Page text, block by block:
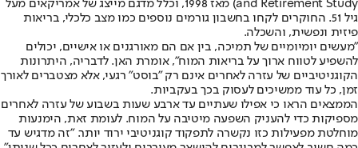
and Retirement Study) מאז 1998, וכלל מדגם מייצג של אמריקאים מעל
גיל 51. החוקרים לקחו בחשבון גורמים נוספים כמו מצב כלכלי, בריאות
פיזית ונפשית, והשכלה.
"מעשים יומיומיים של תמיכה, בין אם הם מאורגנים או אישיים, יכולים
להשפיע לטווח ארוך על בריאות המוח", אומרת האן. לדבריה, היתרונות
הקוגניטיביים של עזרה לאחרים אינם רק "בוסט" רגעי, אלא מצטברים לאורך
זמן, כל עוד ממשיכים לעסוק בכך בעקביות.
הממצאים הראו כי אפילו שעתיים עד ארבע שעות בשבוע של עזרה לאחרים
מספיקות כדי להעניק השפעה מיטיבה על המוח. לעומת זאת, הימנעות
מוחלטת מפעילות כזו נקשרה לתפקוד קוגניטיבי ירוד יותר. "זה מדגיש עד